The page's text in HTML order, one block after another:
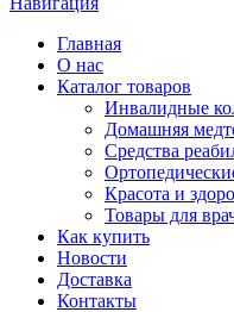
Главная
О нас
Каталог товаров
Инвалидные
Домашняя
Средства
Красота и
Товары для
Как купить
Новости
Доставка
Контакты